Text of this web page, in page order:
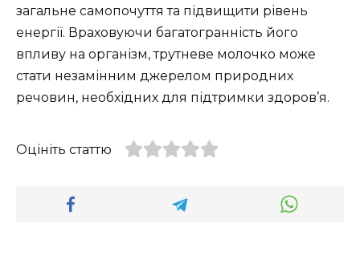
загальне самопочуття та підвищити рівень
енергії. Враховуючи багатогранність його
впливу на організм, трутневе молочко може
стати незамінним джерелом природних
речовин, необхідних для підтримки здоров’я.
Оцініть статтю